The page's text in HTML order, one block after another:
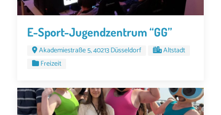
E-Sport-Jugendzentrum “GG”
Akademiestraße 5, 40213 Düsseldorf
Altstadt
Freizeit